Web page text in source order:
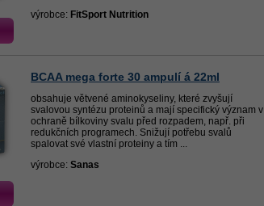
výrobce: FitSport Nutrition
BCAA mega forte 30 ampulí á 22ml
obsahuje větvené aminokyseliny, které zvyšují
svalovou syntézu proteinů a mají specifický význam v
ochraně bílkoviny svalu před rozpadem, např. při
redukčních programech. Snižují potřebu svalů
spalovat své vlastní proteiny a tím ...
výrobce: Sanas